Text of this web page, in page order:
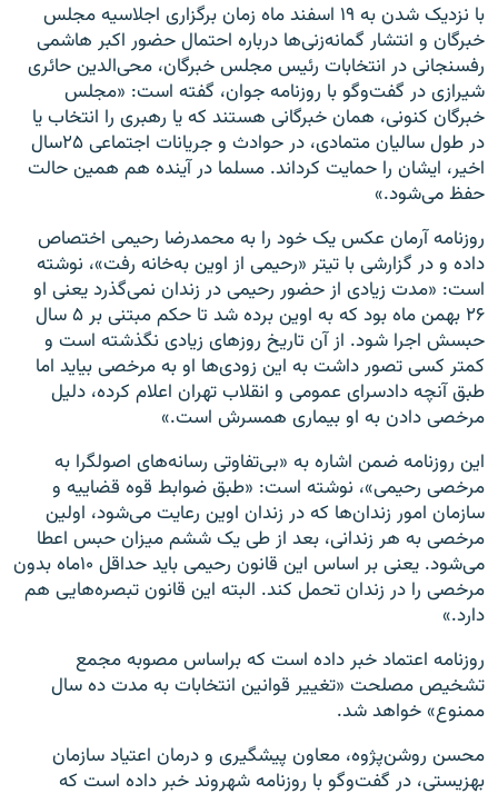
با نزدیک شدن به ۱۹ اسفند ماه زمان برگزاری اجلاسیه مجلس
خبرگان و انتشار گمانه‌زنی‌ها درباره احتمال حضور اکبر هاشمی
رفسنجانی در انتخابات رئیس مجلس خبرگان، محی‌الدین حائری
شیرازی در گفت‌و‌گو با روزنامه جوان، گفته است: «مجلس
خبرگان کنونی،‌‌ همان خبرگانی هستند که یا رهبری را انتخاب یا
در طول سالیان متمادی، در حوادث و جریانات اجتماعی ۲۵سال
اخیر، ایشان را حمایت کرد‌اند. مسلما در آینده هم همین حالت
حفظ می‌شود.»
روزنامه آرمان عکس یک خود را به محمدرضا رحیمی اختصاص
داده و در گزارشی با تیتر «رحیمی از‌ اوین به‌خانه‌ رفت»، نوشته
است: «مدت زیادی از حضور رحیمی در زندان نمی‌گذرد یعنی او
۲۶ بهمن ماه بود که به اوین برده شد تا حکم مبتنی بر ۵ سال
حبسش اجرا شود. از آن تاریخ روزهای زیادی نگذشته است و
کمتر کسی تصور داشت به این زودی‌ها او به مرخصی بیاید اما
طبق آنچه دادسرای عمومی و انقلاب تهران اعلام کرده، دلیل
مرخصی دادن به او بیماری همسرش است.»
این روزنامه ضمن اشاره به «بی‌تفاوتی رسانه‌های اصولگرا به
مرخصی رحیمی»، نوشته است: «طبق ضوابط قوه قضاییه و
سازمان امور زندان‌ها که در زندان اوین رعایت می‌شود، اولین
مرخصی به هر زندانی، بعد از طی یک ششم میزان حبس اعطا
می‌شود. یعنی بر اساس این قانون رحیمی باید حداقل ۱۰ماه بدون
مرخصی را در زندان تحمل کند. البته این قانون تبصره‌هایی هم
دارد.»
روزنامه اعتماد خبر داده است که براساس مصوبه مجمع
تشخیص مصلحت «تغییر قوانین انتخابات به مدت ده سال
ممنوع» خواهد شد.
محسن روشن‌پژوه، معاون پیشگیری و درمان اعتیاد سازمان
بهزیستی، در گفت‌و‌گو با روزنامه شهروند خبر داده است که